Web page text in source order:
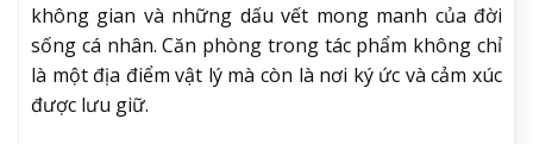
không gian và những dấu vết mong manh của đời
sống cá nhân. Căn phòng trong tác phẩm không chỉ
là một địa điểm vật lý mà còn là nơi ký ức và cảm xúc
được lưu giữ.